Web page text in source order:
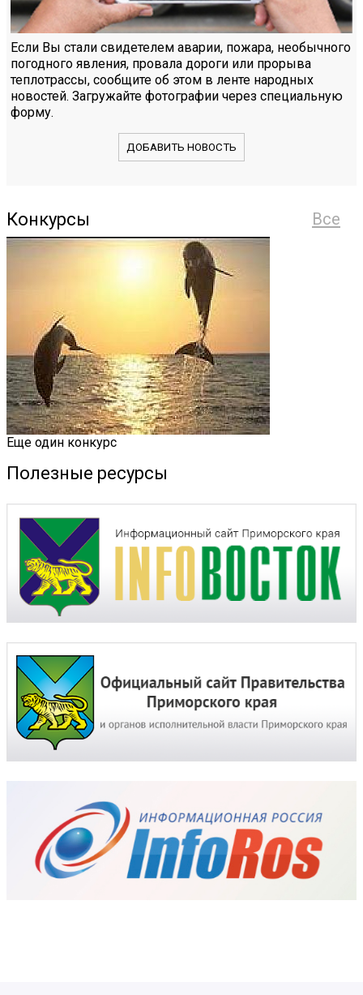
Если Вы стали свидетелем аварии, пожара, необычного
погодного явления, провала дороги или прорыва
теплотрассы, сообщите об этом в ленте народных
новостей. Загружайте фотографии через специальную
форму.
ДОБАВИТЬ НОВОСТЬ
Все
Конкурсы
Еще один конкурс
Полезные ресурсы